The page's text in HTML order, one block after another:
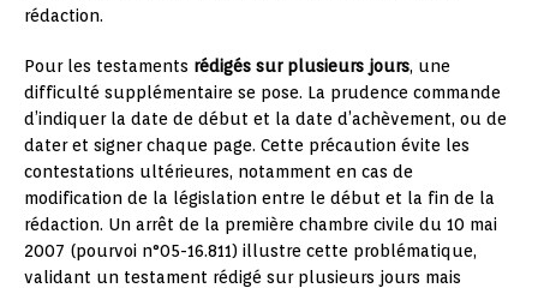
rédaction.
Pour les testaments rédigés sur plusieurs jours, une
difficulté supplémentaire se pose. La prudence commande
d’indiquer la date de début et la date d’achèvement, ou de
dater et signer chaque page. Cette précaution évite les
contestations ultérieures, notamment en cas de
modification de la législation entre le début et la fin de la
rédaction. Un arrêt de la première chambre civile du 10 mai
2007 (pourvoi n°05-16.811) illustre cette problématique,
validant un testament rédigé sur plusieurs jours mais